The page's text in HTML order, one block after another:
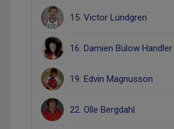
15. Victor Lundgren
16. Damien Bülow Handler
19. Edvin Magnusson
22. Olle Bergdahl